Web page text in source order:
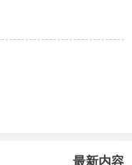
最新内容